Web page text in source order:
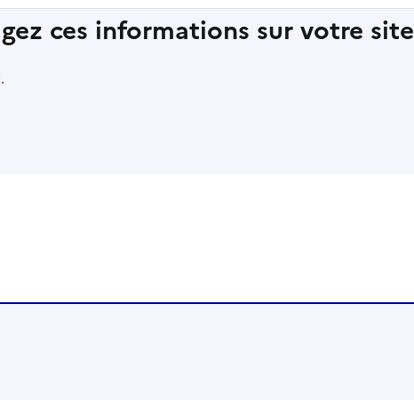
ces informations sur votre site